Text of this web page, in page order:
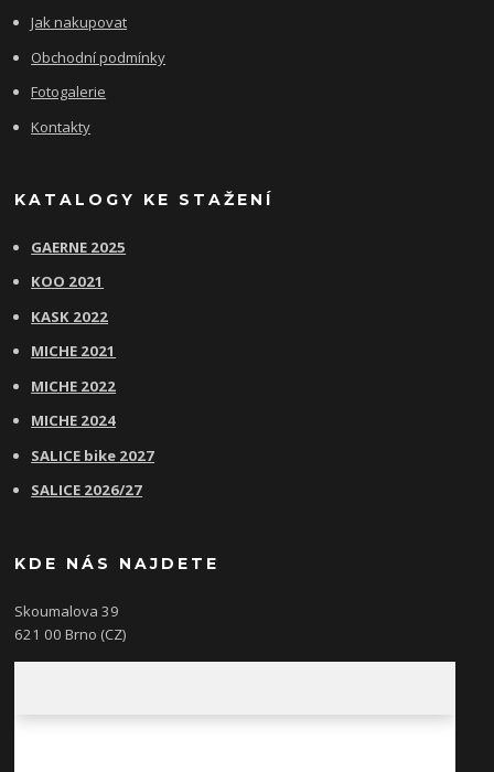
Jak nakupovat
Obchodní podmínky
Fotogalerie
Kontakty
KATALOGY KE STAŽENÍ
GAERNE 2025
KOO 2021
KASK 2022
MICHE 2021
MICHE 2022
MICHE 2024
SALICE bike 2027
SALICE 2026/27
KDE NÁS NAJDETE
Skoumalova 39
621 00 Brno (CZ)